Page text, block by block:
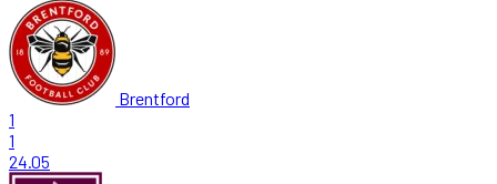
Brentford
1
1
24.05